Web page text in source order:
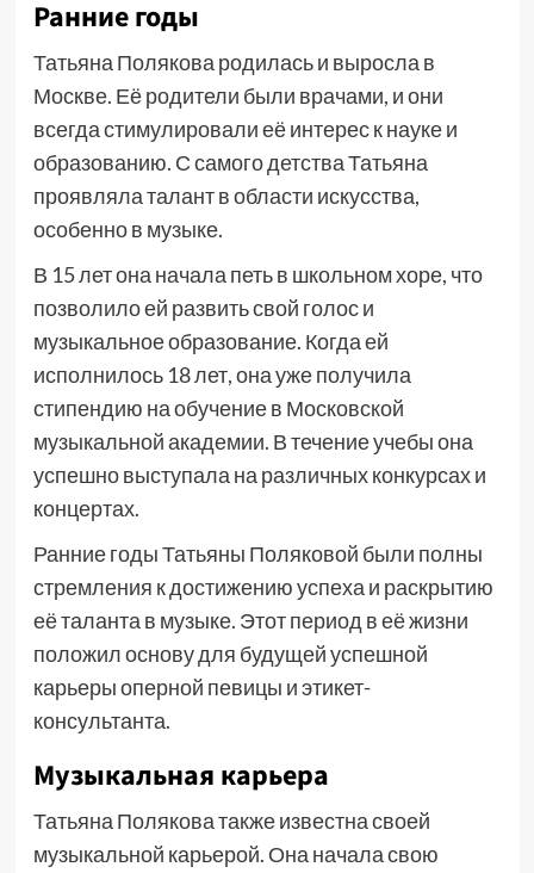
Ранние годы
Татьяна Полякова родилась и выросла в
Москве. Её родители были врачами, и они
всегда стимулировали её интерес к науке и
образованию. С самого детства Татьяна
проявляла талант в области искусства,
особенно в музыке.
В 15 лет она начала петь в школьном хоре, что
позволило ей развить свой голос и
музыкальное образование. Когда ей
исполнилось 18 лет, она уже получила
стипендию на обучение в Московской
музыкальной академии. В течение учебы она
успешно выступала на различных конкурсах и
концертах.
Ранние годы Татьяны Поляковой были полны
стремления к достижению успеха и раскрытию
её таланта в музыке. Этот период в её жизни
положил основу для будущей успешной
карьеры оперной певицы и этикет-
консультанта.
Музыкальная карьера
Татьяна Полякова также известна своей
музыкальной карьерой. Она начала свою